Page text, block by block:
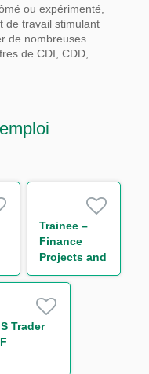
ou expérimenté,
de travail stimulant
de nombreuses
de CDI, CDD,
Trainee –
Finance
Projects and
Reporting
(One Year
Contract)
Trader